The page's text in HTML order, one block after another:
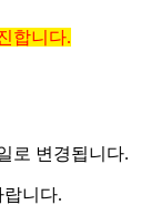
합니다.
로 변경됩니다.
니다.